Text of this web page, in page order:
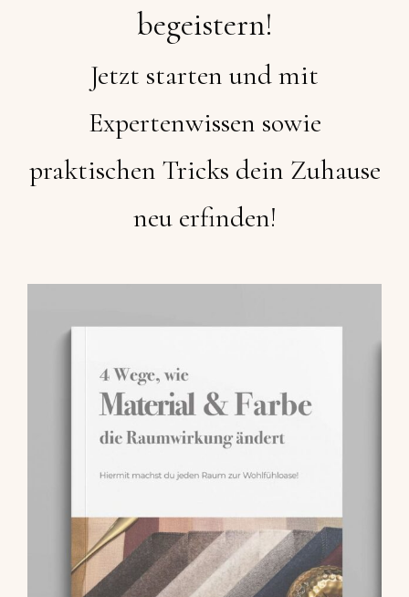
begeistern!
Jetzt starten und mit
Expertenwissen sowie
praktischen Tricks dein Zuhause
neu erfinden!